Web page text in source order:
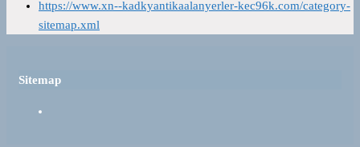
https://www.xn--kadkyantikaalanyerler-kec96k.com/category-
sitemap.xml
Sitemap